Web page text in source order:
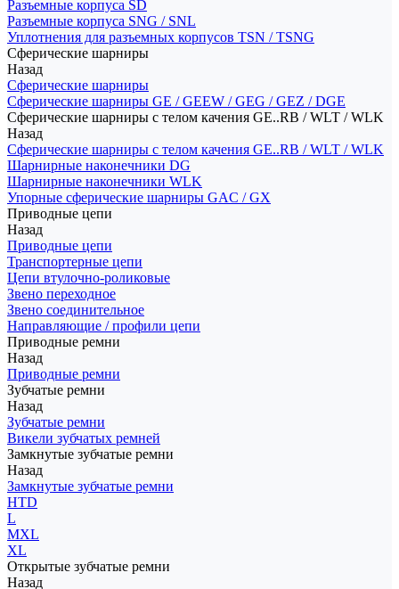
Разъемные корпуса SD
Разъемные корпуса SNG / SNL
Уплотнения для разъемных корпусов TSN / TSNG
Сферические шарниры
Назад
Сферические шарниры
Сферические шарниры GE / GEEW / GEG / GEZ / DGE
Сферические шарниры с телом качения GE..RB / WLT / WLK
Назад
Сферические шарниры с телом качения GE..RB / WLT / WLK
Шарнирные наконечники DG
Шарнирные наконечники WLK
Упорные сферические шарниры GAC / GX
Приводные цепи
Назад
Приводные цепи
Транспортерные цепи
Цепи втулочно-роликовые
Звено переходное
Звено соединительное
Направляющие / профили цепи
Приводные ремни
Назад
Приводные ремни
Зубчатые ремни
Назад
Зубчатые ремни
Викели зубчатых ремней
Замкнутые зубчатые ремни
Назад
Замкнутые зубчатые ремни
HTD
L
MXL
XL
Открытые зубчатые ремни
Назад